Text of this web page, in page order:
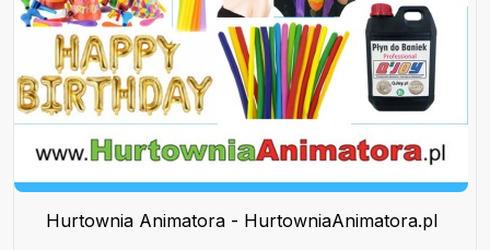
Hurtownia Animatora - HurtowniaAnimatora.pl